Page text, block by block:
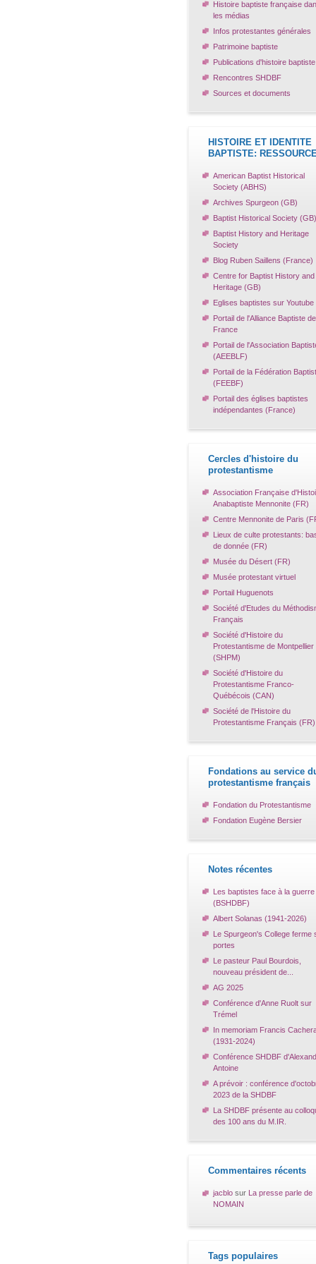
Histoire baptiste française
les médias
Infos protestantes générales
Patrimoine baptiste
Publications d'histoire baptiste
Rencontres SHDBF
Sources et documents
HISTOIRE ET IDENTITE
BAPTISTE:
American Baptist Historical
Society (ABHS)
Archives Spurgeon (GB)
Baptist Historical Society (GB)
Baptist History and Heritage
Society
Blog Ruben Saillens (France)
Centre for Baptist History and
Heritage (GB)
Eglises baptistes sur Youtube
Portail de l'Alliance Baptiste de
France
Portail de l'Association
(AEEBLF)
Portail de la Fédération
(FEEBF)
Portail des églises baptistes
indépendantes (France)
Cercles d'histoire du
protestantisme
Association Française
Anabaptiste Mennonite (FR)
Centre Mennonite de Paris
Lieux de culte protestants:
de donnée (FR)
Musée du Désert (FR)
Musée protestant virtuel
Portail Huguenots
Société d'Etudes du
Français
Société d'Histoire du
Protestantisme de Montpellier
(SHPM)
Société d'Histoire du
Protestantisme Franco-
Québécois (CAN)
Société de l'Histoire du
Protestantisme Français (FR)
Fondations au service
protestantisme français
Fondation du Protestantisme
Fondation Eugène Bersier
Notes récentes
Les baptistes face à la guerre
(BSHDBF)
Albert Solanas (1941-2026)
Le Spurgeon's College ferme
portes
Le pasteur Paul Bourdois,
nouveau président de...
AG 2025
Conférence d'Anne Ruolt sur
Trémel
In memoriam Francis
(1931-2024)
Conférence SHDBF
Antoine
A prévoir : conférence
2023 de la SHDBF
La SHDBF présente au
des 100 ans du M.IR.
Commentaires récents
jacblo sur La presse parle de
NOMAIN
Tags populaires